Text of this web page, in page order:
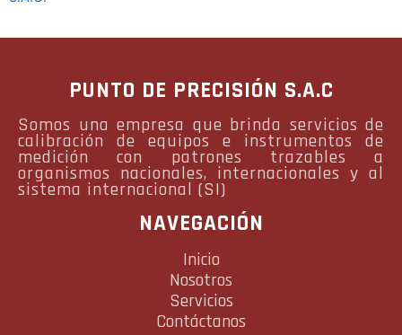
PUNTO DE PRECISIÓN S.A.C
Somos una empresa que brinda servicios de
calibración de equipos e instrumentos de
medición con patrones trazables a
organismos nacionales, internacionales y al
sistema internacional (SI)
NAVEGACIÓN
Inicio
Nosotros
Servicios
Contáctanos